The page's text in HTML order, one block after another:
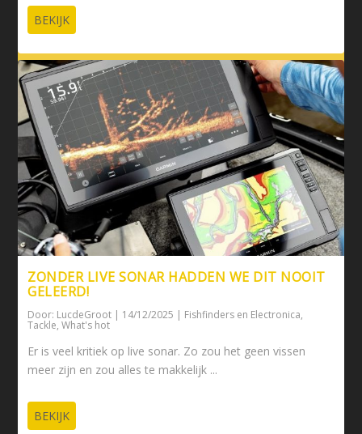
BEKIJK
ZONDER LIVE SONAR HADDEN WE DIT NOOIT
GELEERD!
Door: LucdeGroot | 14/12/2025 | Fishfinders en Electronica,
Tackle,What's hot
Er is veel kritiek op live sonar. Zo zou het geen vissen
meer zijn en zou alles te makkelijk ...
BEKIJK